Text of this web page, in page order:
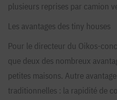
plusieurs reprises par camion
Les avantages des tiny houses
Pour le directeur du Oikos-
que deux des nombreux
petites maisons. Autre
traditionnelles : la rapidité de